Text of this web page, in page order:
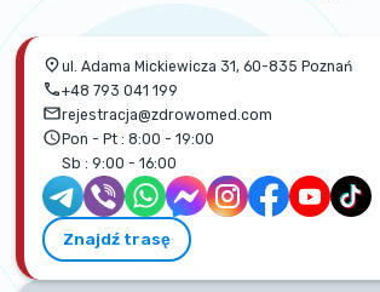
ul. Adama Mickiewicza 31, 60-835 Poznań
+48 793 041 199
rejestracja@zdrowomed.com
Pon - Pt : 8:00 - 19:00
Sb : 9:00 - 16:00
Znajdź trasę